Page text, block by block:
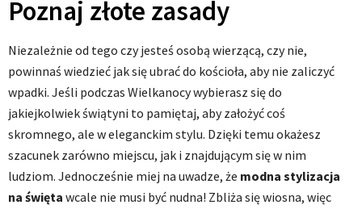
Poznaj złote zasady
Niezależnie od tego czy jesteś osobą wierzącą, czy nie,
powinnaś wiedzieć jak się ubrać do kościoła, aby nie zaliczyć
wpadki. Jeśli podczas Wielkanocy wybierasz się do
jakiejkolwiek świątyni to pamiętaj, aby założyć coś
skromnego, ale w eleganckim stylu. Dzięki temu okażesz
szacunek zarówno miejscu, jak i znajdującym się w nim
ludziom. Jednocześnie miej na uwadze, że modna stylizacja
na święta wcale nie musi być nudna! Zbliża się wiosna, więc